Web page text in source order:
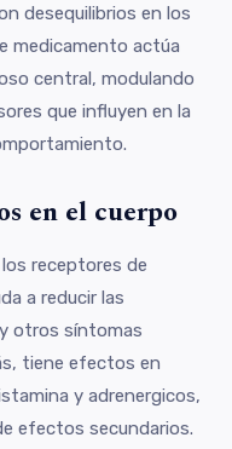
desequilibrios en los
medicamento actúa
central, modulando
que influyen en la
en el cuerpo
receptores de
a reducir las
otros síntomas
tiene efectos en
y adrenergicos,
efectos secundarios.